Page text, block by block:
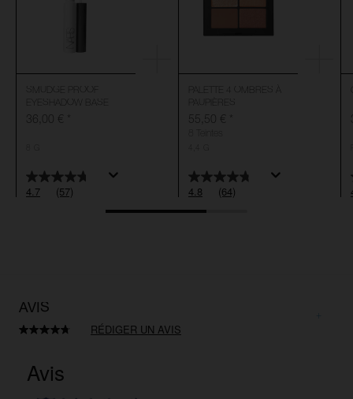
4.7 (57)
SMUDGE PROOF
EYESHADOW BASE
36,00 € *
4.8 (64)
PALETTE 4 OMBRES À
55,50 € *
AVIS
RÉDIGER UN AVIS